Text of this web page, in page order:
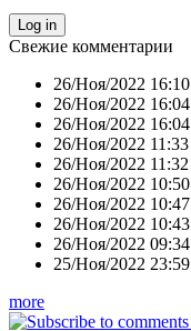
Свежие комментарии
26/Ноя/2022 16:10
26/Ноя/2022 16:04
26/Ноя/2022 16:04
26/Ноя/2022 11:33
26/Ноя/2022 11:32
26/Ноя/2022 10:50
26/Ноя/2022 10:47
26/Ноя/2022 10:43
26/Ноя/2022 09:34
25/Ноя/2022 23:59
more